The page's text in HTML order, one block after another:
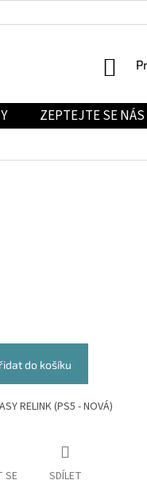
ZEPTEJTE SE NÁS
do košíku
RELINK (PS5 - NOVÁ)
SE SDÍLET